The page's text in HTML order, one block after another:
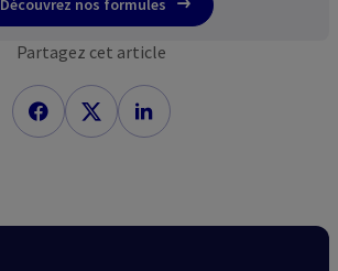
Découvrez nos formules
Partagez cet article